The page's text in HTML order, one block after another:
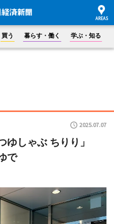
買う 暮らす・働く 学ぶ・知る
2025.07.07
ゆしゃぶ ちりり」
で